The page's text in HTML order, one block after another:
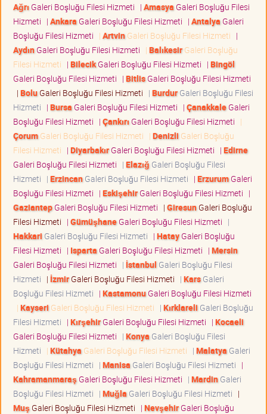
Ağrı Galeri Boşluğu Filesi Hizmeti | Amasya Galeri Boşluğu Filesi
Hizmeti | Ankara Galeri Boşluğu Filesi Hizmeti | Antalya Galeri
Boşluğu Filesi Hizmeti | ArtvinGaleri Boşluğu Filesi Hizmeti |
AydınGaleri Boşluğu Filesi Hizmeti | BalıkesirGaleri Boşluğu
Filesi Hizmeti | BilecikGaleri Boşluğu Filesi Hizmeti | Bingöl
Galeri Boşluğu Filesi Hizmeti | BitlisGaleri Boşluğu Filesi Hizmeti
| BoluGaleri Boşluğu Filesi Hizmeti | BurdurGaleri Boşluğu Filesi
Hizmeti | Bursa Galeri Boşluğu Filesi Hizmeti | ÇanakkaleGaleri
Boşluğu Filesi Hizmeti | Çankırı Galeri Boşluğu Filesi Hizmeti |
ÇorumGaleri Boşluğu Filesi Hizmeti | Denizli Galeri Boşluğu
Filesi Hizmeti | DiyarbakırGaleri Boşluğu Filesi Hizmeti | Edirne
Galeri Boşluğu Filesi Hizmeti | Elazığ Galeri Boşluğu Filesi
Hizmeti | ErzincanGaleri Boşluğu Filesi Hizmeti | ErzurumGaleri
Boşluğu Filesi Hizmeti | EskişehirGaleri Boşluğu Filesi Hizmeti |
GaziantepGaleri Boşluğu Filesi Hizmeti | GiresunGaleri Boşluğu
Filesi Hizmeti | GümüşhaneGaleri Boşluğu Filesi Hizmeti |
Hakkari Galeri Boşluğu Filesi Hizmeti | HatayGaleri Boşluğu
Filesi Hizmeti | Isparta Galeri Boşluğu Filesi Hizmeti | Mersin
Galeri Boşluğu Filesi Hizmeti | İstanbul Galeri Boşluğu Filesi
Hizmeti | İzmirGaleri Boşluğu Filesi Hizmeti | KarsGaleri
Boşluğu Filesi Hizmeti | KastamonuGaleri Boşluğu Filesi Hizmeti
| Kayseri Galeri Boşluğu Filesi Hizmeti | Kırklareli Galeri Boşluğu
Filesi Hizmeti | KırşehirGaleri Boşluğu Filesi Hizmeti | Kocaeli
Galeri Boşluğu Filesi Hizmeti | Konya Galeri Boşluğu Filesi
Hizmeti | Kütahya Galeri Boşluğu Filesi Hizmeti | Malatya Galeri
Boşluğu Filesi Hizmeti | Manisa Galeri Boşluğu Filesi Hizmeti |
Kahramanmaraş Galeri Boşluğu Filesi Hizmeti | MardinGaleri
Boşluğu Filesi Hizmeti | Muğla Galeri Boşluğu Filesi Hizmeti |
Muş Galeri Boşluğu Filesi Hizmeti | NevşehirGaleri Boşluğu